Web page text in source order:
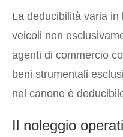
La deducibilità varia in
veicoli non
agenti di commercio
beni strumentali
nel canone è
Il noleggio